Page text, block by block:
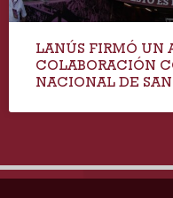
LANÚS FIRMÓ UN
COLABORACIÓN
NACIONAL DE